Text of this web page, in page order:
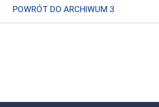
POWRÓT DO ARCHIWUM 3